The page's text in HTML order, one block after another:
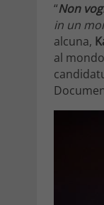
“Non
in un
alcuna,
al